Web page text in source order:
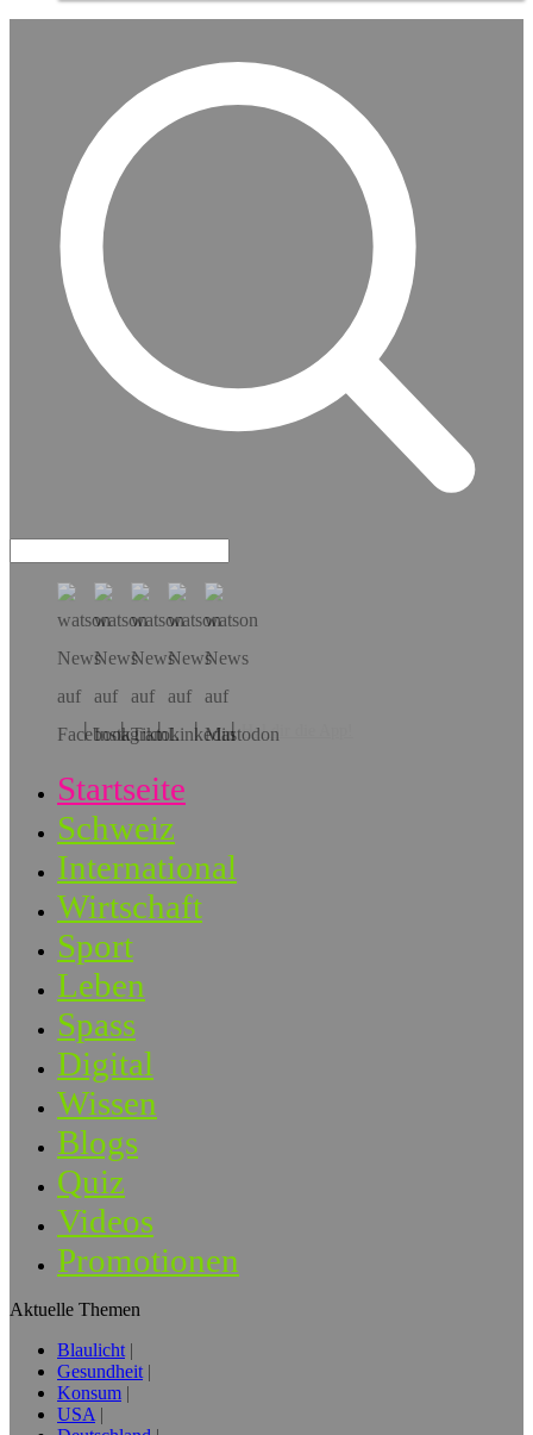
Hol dir die App!
Startseite
Schweiz
International
Wirtschaft
Sport
Leben
Spass
Digital
Wissen
Blogs
Quiz
Videos
Promotionen
Aktuelle Themen
Blaulicht
Gesundheit
Konsum
USA